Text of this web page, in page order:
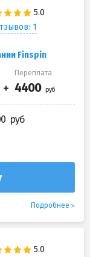
1
Finspin
Переплата
Подробнее